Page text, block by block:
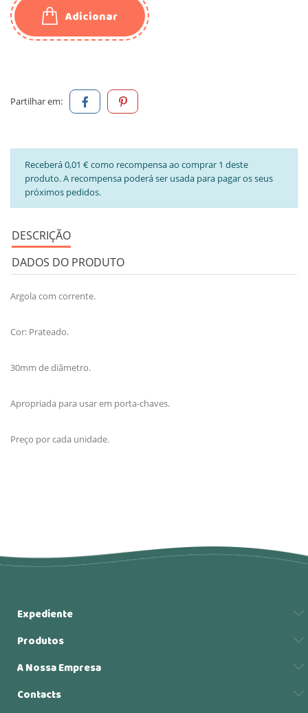
Adicionar
Partilhar em:
Receberá 0,01 € como recompensa ao comprar 1 deste
produto. A recompensa poderá ser usada para pagar os seus
próximos pedidos.
DESCRIÇÃO
DADOS DO PRODUTO
Argola com corrente.
Cor: Prateado.
30mm de diâmetro.
Apropriada para usar em porta-chaves.
Preço por cada unidade.
Expediente
Produtos
A Nossa Empresa
Contacts